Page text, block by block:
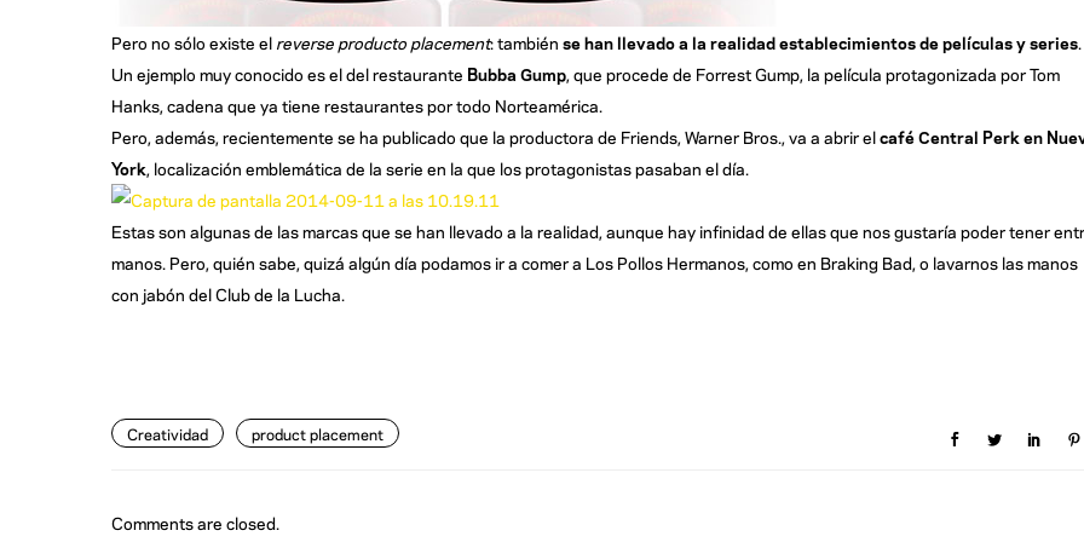
Pero no sólo existe el reverse producto placement: también se han llevado a la realidad establecimientos de películas y series.
Un ejemplo muy conocido es el del restaurante Bubba Gump, que procede de Forrest Gump, la película protagonizada por Tom
Hanks, cadena que ya tiene restaurantes por todo Norteamérica.
Pero, además, recientemente se ha publicado que la productora de Friends, Warner Bros., va a abrir elcafé Central Perk en
York, localización emblemática de la serie en la que los protagonistas pasaban el día.
Estas son algunas de las marcas que se han llevado a la realidad, aunque hay infinidad de ellas que nos gustaría poder tener
manos. Pero, quién sabe, quizá algún día podamos ir a comer a Los Pollos Hermanos, como en Braking Bad, o lavarnos las manos
con jabón del Club de la Lucha.
Creatividad product placement
Comments are closed.